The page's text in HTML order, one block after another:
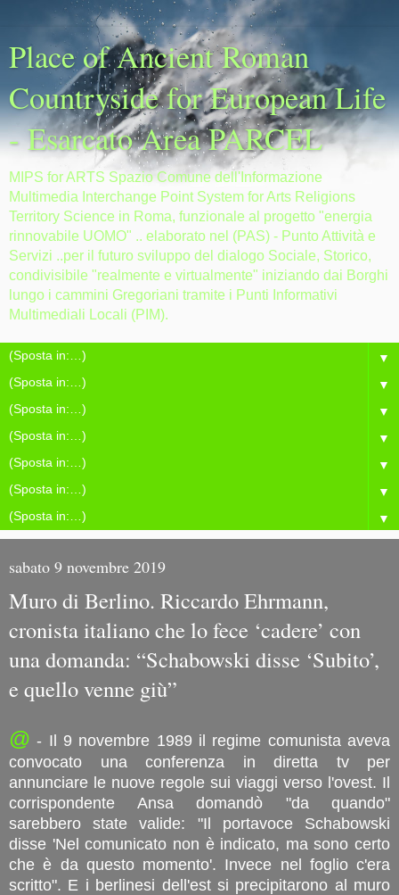
Place of Ancient Roman
Countryside for European Life
- Esarcato Area PARCEL
MIPS for ARTS Spazio Comune dell'Informazione
Multimedia Interchange Point System for Arts Religions
Territory Science in Roma, funzionale al progetto "energia
rinnovabile UOMO" .. elaborato nel (PAS) - Punto Attività e
Servizi ..per il futuro sviluppo del dialogo Sociale, Storico,
condivisibile "realmente e virtualmente" iniziando dai Borghi
lungo i cammini Gregoriani tramite i Punti Informativi
Multimediali Locali (PIM).
▼
▼
▼
▼
▼
▼
▼
sabato 9 novembre 2019
Muro di Berlino. Riccardo Ehrmann,
cronista italiano che lo fece ‘cadere’ con
una domanda: “Schabowski disse ‘Subito’,
e quello venne giù”
@ - Il 9 novembre 1989 il regime comunista aveva
convocato una conferenza in diretta tv per
annunciare le nuove regole sui viaggi verso l'ovest. Il
corrispondente Ansa domandò "da quando"
sarebbero state valide: "Il portavoce Schabowski
disse 'Nel comunicato non è indicato, ma sono certo
che è da questo momento'. Invece nel foglio c'era
scritto". E i berlinesi dell'est si precipitarono al muro